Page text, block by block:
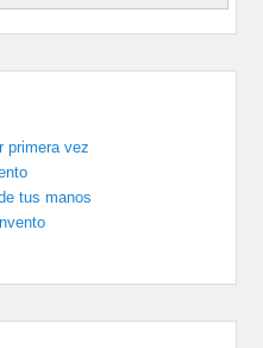
primera vez
tus manos